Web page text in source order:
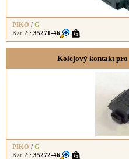
PIKO / G
Kat. č.: 35271-46
Kolejový kontakt
PIKO / G
Kat. č.: 35272-46